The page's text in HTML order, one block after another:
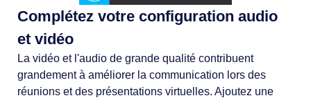
Complétez votre configuration audio
et vidéo
La vidéo et l'audio de grande qualité contribuent
grandement à améliorer la communication lors des
réunions et des présentations virtuelles. Ajoutez une